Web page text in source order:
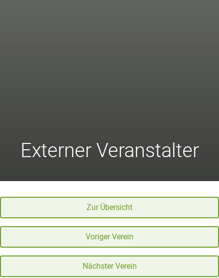
Externer Veranstalter
Zur Übersicht
Voriger Verein
Nächster Verein